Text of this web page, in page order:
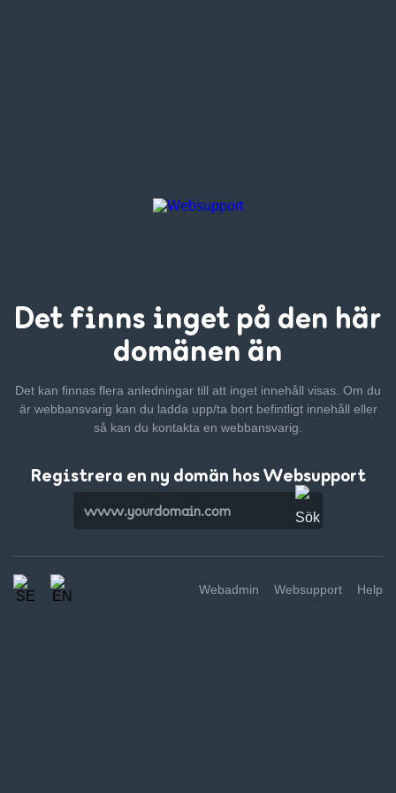
Det finns inget på den här
domänen än
Det kan finnas flera anledningar till att inget innehåll visas. Om du
är webbansvarig kan du ladda upp/ta bort befintligt innehåll eller
så kan du kontakta en webbansvarig.
Registrera en ny domän hos Websupport
Webadmin Websupport Help